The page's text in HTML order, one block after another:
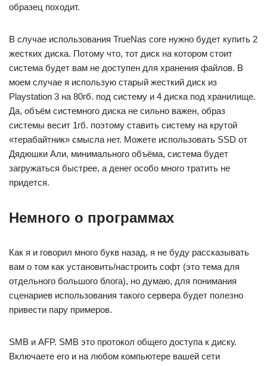
образец походит.
В случае использования TrueNas core нужно будет купить 2
жестких диска. Потому что, тот диск на котором стоит
система будет вам не доступен для хранения файлов. В
моем случае я использую старый жесткий диск из
Playstation 3 на 80гб. под систему и 4 диска под хранилище.
Да, объём системного диска не сильно важен, образ
системы весит 1гб. поэтому ставить систему на крутой
«терабайтник» смысла нет. Можете использовать SSD от
Дядюшки Али, минимального объёма, система будет
загружаться быстрее, а денег особо много тратить не
придется.
Немного о программах
Как я и говорил много букв назад, я не буду рассказывать
вам о том как установить/настроить софт (это тема для
отдельного большого блога), но думаю, для понимания
сценариев использования такого сервера будет полезно
привести пару примеров.
SMB и AFP. SMB это протокол общего доступа к диску.
Включаете его и на любом компьютере вашей сети